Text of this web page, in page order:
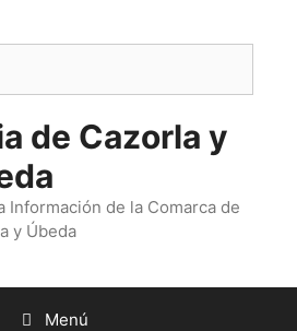
de Cazorla y
Información de la Comarca de
y Úbeda
Menú